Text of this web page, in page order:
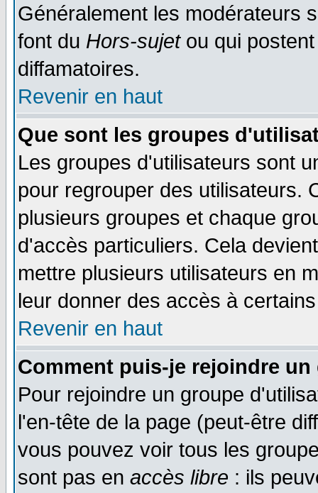
Généralement les modérateurs
font du Hors-sujetou qui
diffamatoires.
Revenir en haut
Que sont les groupes
Les groupes d'utilisateurs sont
pour regrouper des utilisateurs.
plusieurs groupes et chaque
d'accès particuliers. Cela
mettre plusieurs utilisateurs en
leur donner des accès à
Revenir en haut
Comment puis-je rejoindre
Pour rejoindre un groupe
l'en-tête de la page (peut-être
vous pouvez voir tous les
sont pas en accès libre : ils